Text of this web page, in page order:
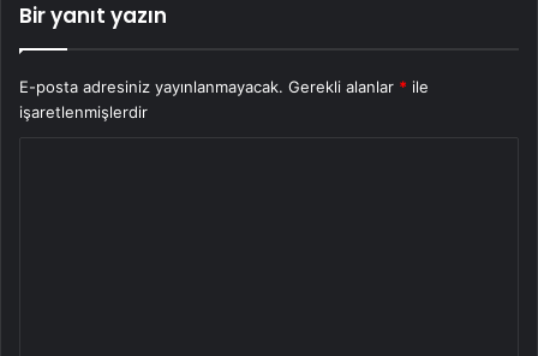
Bir yanıt yazın
E-posta adresiniz yayınlanmayacak. Gerekli alanlar * ile
işaretlenmişlerdir